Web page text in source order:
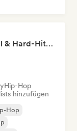
It's a Trap! 💥 Drill, UK Drill & Hard-Hitting Trap
Hip-Hop
hinzufügen
Hop